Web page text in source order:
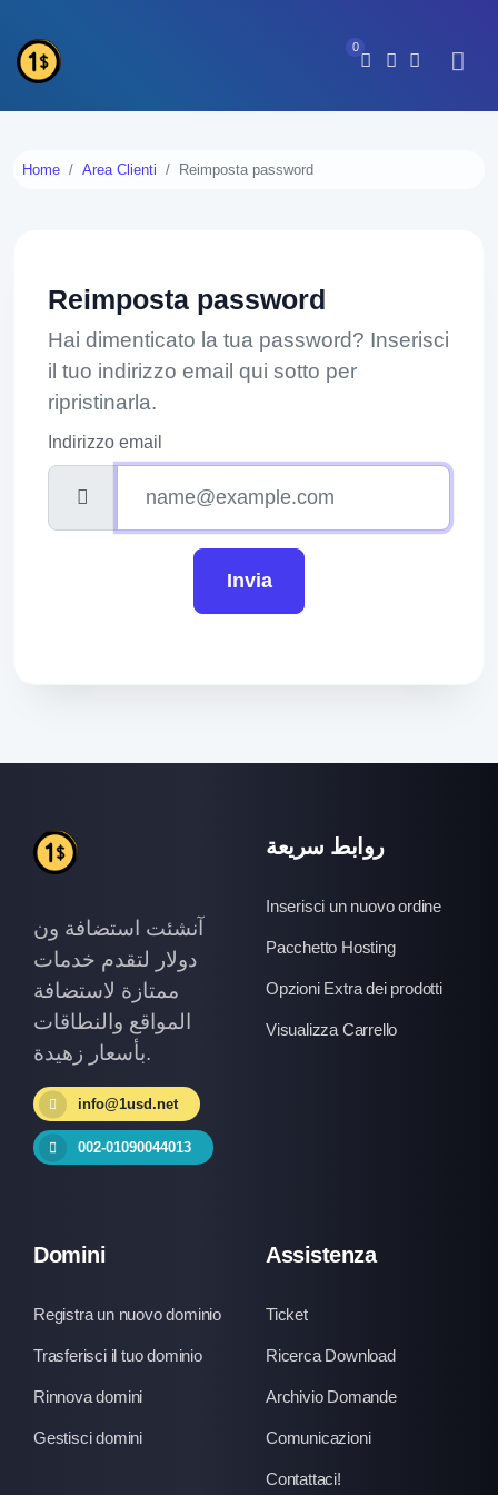
0
Home Area Clienti Reimposta password
Reimposta password
Hai dimenticato la tua password? Inserisci
il tuo indirizzo email qui sotto per
ripristinarla.
Indirizzo email
Invia
آنشئت استضافة ون
دولار لتقدم خدمات
ممتازة لاستضافة
المواقع والنطاقات
بأسعار زهيدة.
info@1usd.net
002-01090044013
روابط سريعة
Inserisci un nuovo ordine
Pacchetto Hosting
Opzioni Extra dei prodotti
Visualizza Carrello
Domini
Registra un nuovo dominio
Trasferisci il tuo dominio
Rinnova domini
Gestisci domini
Assistenza
Ticket
Ricerca Download
Archivio Domande
Comunicazioni
Contattaci!